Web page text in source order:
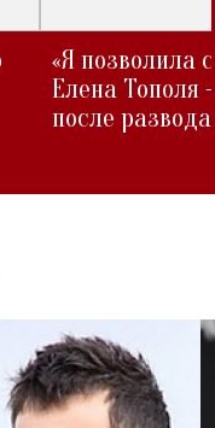
«Я позволила
Елена Тополя
после развода